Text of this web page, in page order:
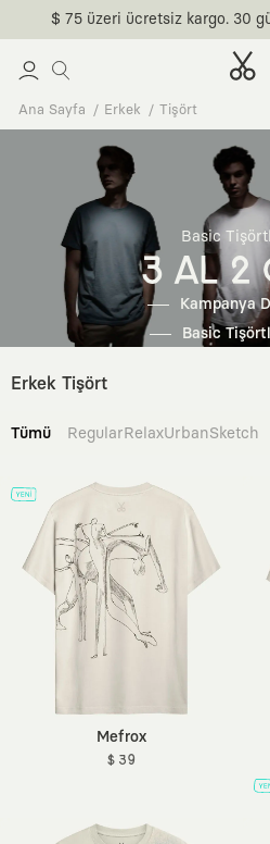
$ 75 üzeri ücretsiz kargo. 30
Ana Sayfa Erkek Tişört
Basic
3 AL 2
Kampanya
Basic
Erkek Tişört
Tümü RegularRelaxUrbanSketch
Mefrox
$ 39